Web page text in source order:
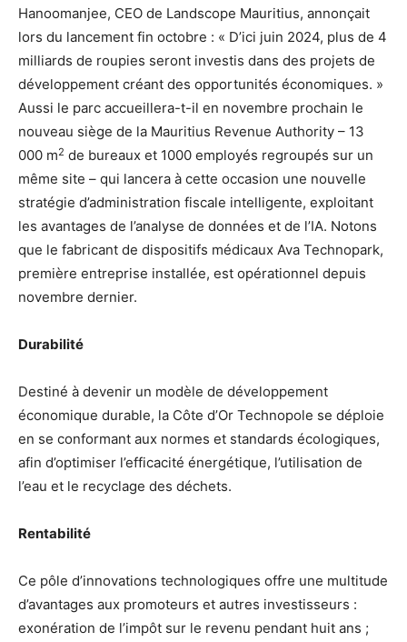
Hanoomanjee, CEO de Landscope Mauritius, annonçait
lors du lancement fin octobre : « D’ici juin 2024, plus de 4
milliards de roupies seront investis dans des projets de
développement créant des opportunités économiques. »
Aussi le parc accueillera-t-il en novembre prochain le
nouveau siège de la Mauritius Revenue Authority – 13
000 m2 de bureaux et 1000 employés regroupés sur un
même site – qui lancera à cette occasion une nouvelle
stratégie d’administration fiscale intelligente, exploitant
les avantages de l’analyse de données et de l’IA. Notons
que le fabricant de dispositifs médicaux Ava Technopark,
première entreprise installée, est opérationnel depuis
novembre dernier.
Durabilité
Destiné à devenir un modèle de développement
économique durable, la Côte d’Or Technopole se déploie
en se conformant aux normes et standards écologiques,
afin d’optimiser l’efficacité énergétique, l’utilisation de
l’eau et le recyclage des déchets.
Rentabilité
Ce pôle d’innovations technologiques offre une multitude
d’avantages aux promoteurs et autres investisseurs :
exonération de l’impôt sur le revenu pendant huit ans ;